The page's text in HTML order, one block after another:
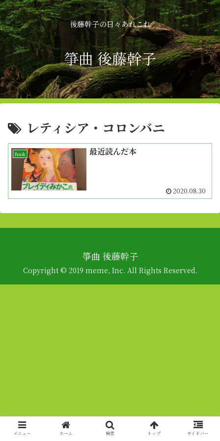
後藤幹子の日々あれこれ
箏曲 後藤幹子
レティシア・コロンバニ
Book 最近読んだ本
2020.08.30
箏曲 後藤幹子
Copyright © 2019 meme, Inc. All Rights Reserved.
メニュー ホーム 検索 トップ サイドバー